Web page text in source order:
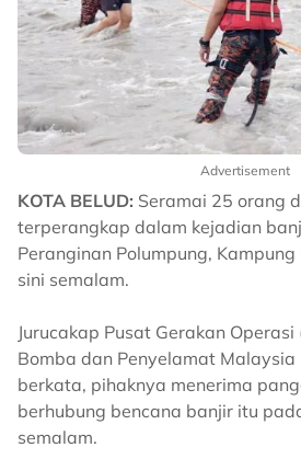
Advertisement
KOTA BELUD: Seramai 25 orang
terperangkap dalam kejadian
Peranginan Polumpung,
sini semalam.
Jurucakap Pusat Gerakan Operasi
Bomba dan Penyelamat Malaysia
berkata, pihaknya menerima
berhubung bencana banjir itu
semalam.